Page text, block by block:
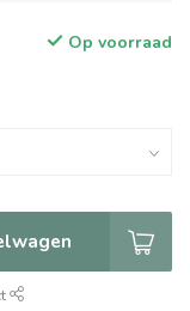
Op voorraad